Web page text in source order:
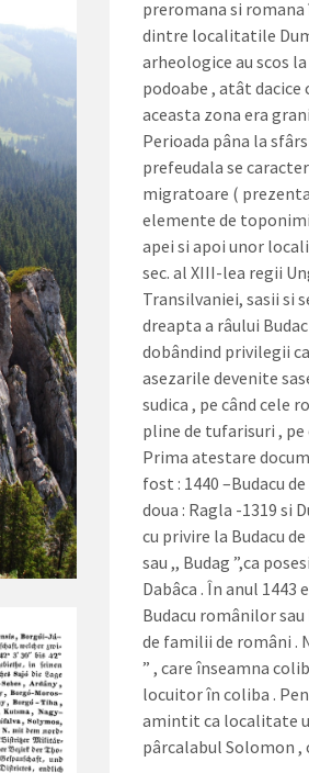
preromana si
dintre localitatile
arheologice au scos
podoabe , atât
aceasta zona era
Perioada pâna la
prefeudala se
migratoare (
elemente de
apei si apoi unor
sec. al XIII-lea regii
Transilvaniei, sasii si
dreapta a râului
dobândind privilegii
asezarile devenite
sudica , pe când cele
pline de tufarisuri , pe
Prima atestare
fost : 1440 –Budacu
doua : Ragla -1319 si
cu privire la Budacu
sau ,, Budag ”,ca
Dabâca . În anul 1443
Budacu românilor
de familii de români .
” , care înseamna
locuitor în coliba .
amintit ca localitate
pârcalabul Solomon